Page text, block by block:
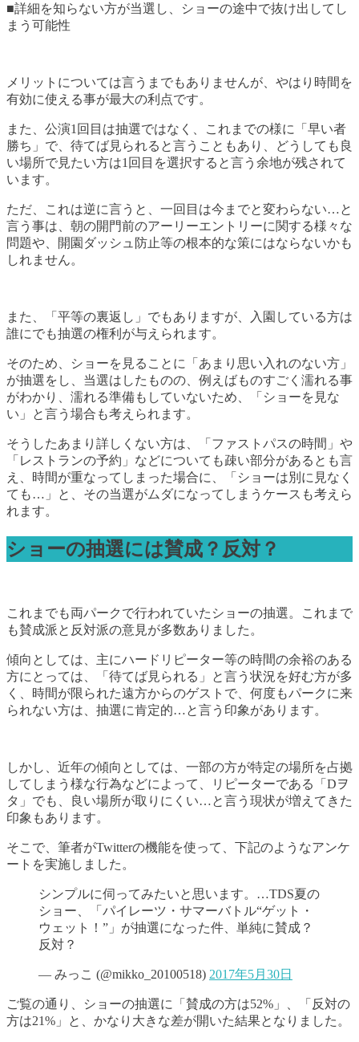
■詳細を知らない方が当選し、ショーの途中で抜け出してし
まう可能性
メリットについては言うまでもありませんが、やはり時間を
有効に使える事が最大の利点です。
また、公演1回目は抽選ではなく、これまでの様に「早い者
勝ち」で、待てば見られると言うこともあり、どうしても良
い場所で見たい方は1回目を選択すると言う余地が残されて
います。
ただ、これは逆に言うと、一回目は今までと変わらない…と
言う事は、朝の開門前のアーリーエントリーに関する様々な
問題や、開園ダッシュ防止等の根本的な策にはならないかも
しれません。
また、「平等の裏返し」でもありますが、入園している方は
誰にでも抽選の権利が与えられます。
そのため、ショーを見ることに「あまり思い入れのない方」
が抽選をし、当選はしたものの、例えばものすごく濡れる事
がわかり、濡れる準備もしていないため、「ショーを見な
い」と言う場合も考えられます。
そうしたあまり詳しくない方は、「ファストパスの時間」や
「レストランの予約」などについても疎い部分があるとも言
え、時間が重なってしまった場合に、「ショーは別に見なく
ても…」と、その当選がムダになってしまうケースも考えら
れます。
ショーの抽選には賛成？反対？
これまでも両パークで行われていたショーの抽選。これまで
も賛成派と反対派の意見が多数ありました。
傾向としては、主にハードリピーター等の時間の余裕のある
方にとっては、「待てば見られる」と言う状況を好む方が多
く、時間が限られた遠方からのゲストで、何度もパークに来
られない方は、抽選に肯定的…と言う印象があります。
しかし、近年の傾向としては、一部の方が特定の場所を占拠
してしまう様な行為などによって、リピーターである「Dヲ
タ」でも、良い場所が取りにくい…と言う現状が増えてきた
印象もあります。
そこで、筆者がTwitterの機能を使って、下記のようなアンケ
ートを実施しました。
シンプルに伺ってみたいと思います。…TDS夏の
ショー、「パイレーツ・サマーバトル“ゲット・
ウェット！”」が抽選になった件、単純に賛成？
反対？
— みっこ (@mikko_20100518) 2017年5月30日
ご覧の通り、ショーの抽選に「賛成の方は52%」、「反対の
方は21%」と、かなり大きな差が開いた結果となりました。